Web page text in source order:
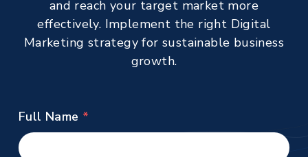
and reach your target market more
effectively. Implement the right Digital
Marketing strategy for sustainable business
growth.
Full Name